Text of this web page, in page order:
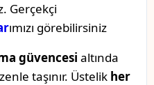
Gerçekçi
ımızı görebilirsiniz
güvencesi altında
taşınır. Üstelik her